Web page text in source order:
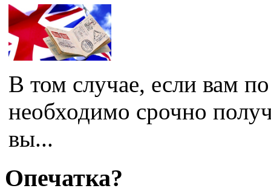
В том случае, если вам
необходимо срочно
вы...
Опечатка?